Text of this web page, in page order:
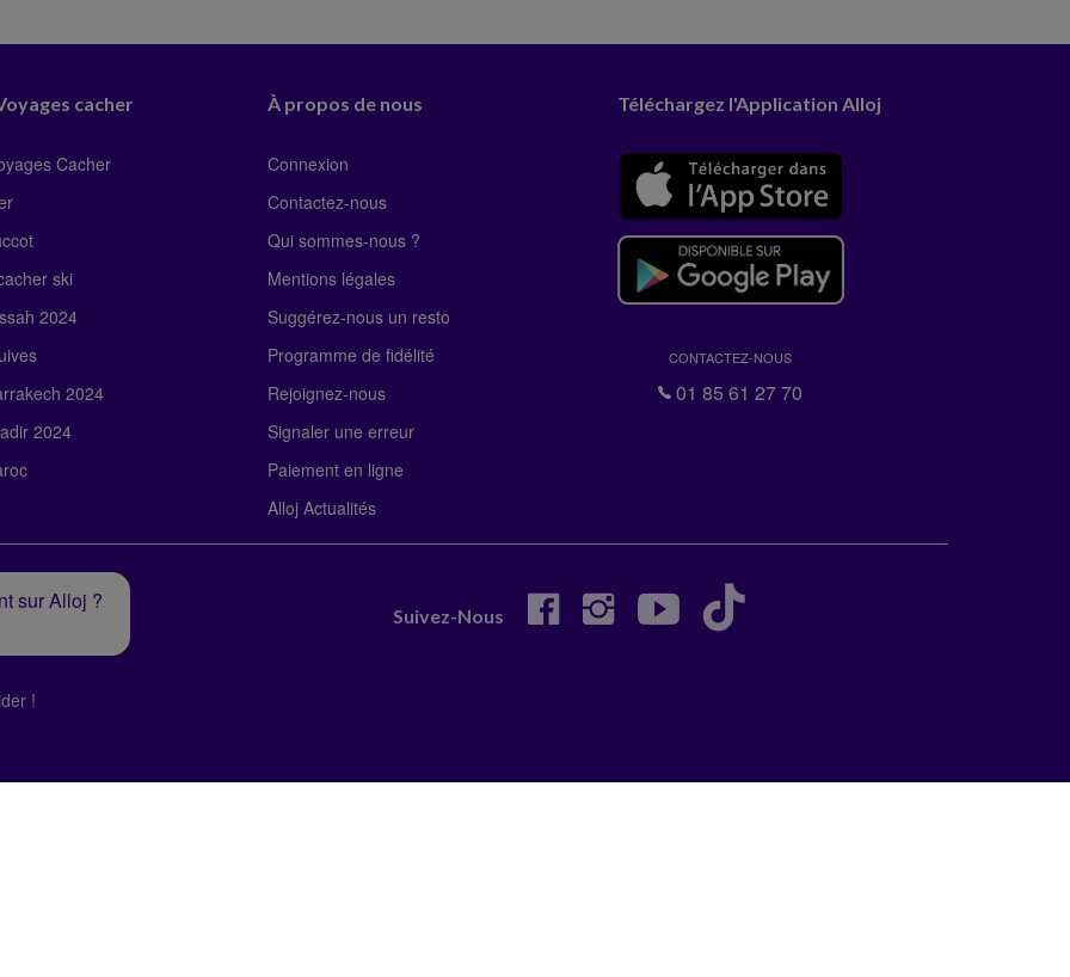
cacher
Cacher
ski
2024
2024
2024
À propos de nous
Connexion
Contactez-nous
Qui sommes-nous ?
Mentions légales
Suggérez-nous un resto
Programme de fidélité
Rejoignez-nous
Signaler une erreur
Paiement en ligne
Alloj Actualités
Téléchargez l'Application Alloj
CONTACTEZ-NOUS
01 85 61 27 70
sur Alloj ?
Suivez-Nous
!